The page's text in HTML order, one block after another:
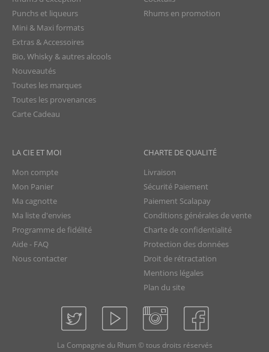
Punchs et liqueurs
Mini & Maxi formats
Extras & Accessoires
Bio, Whisky & autres alcools
Nouveautés
Toutes les marques
Toutes les provenances
Carte Cadeau
Rhums en promotion
LA CIE ET MOI
Mon compte
Mon Panier
Ma cagnotte
Ma liste d'envies
Programme de fidélité
Aide - FAQ
Nous contacter
CHARTE DE QUALITÉ
Livraison
Sécurité Paiement
Paiement Scalapay
Conditions générales de vente
Charte de confidentialité
Protection des données
Droit de rétractation
Mentions légales
Plan du site
La Compagnie du Rhum © tous droits réservés